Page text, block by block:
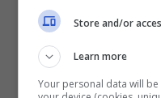
emozioni
delle
avuto la
Store and/or
Learn more
Your personal data will